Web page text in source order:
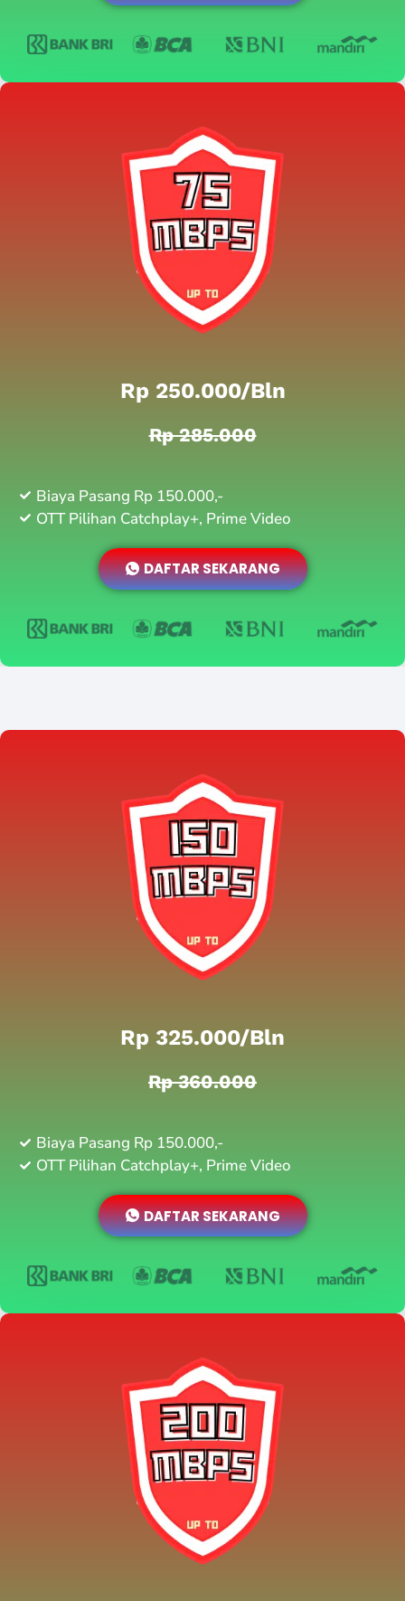
Rp 250.000/bln
Rp 285.000
Biaya Pasang Rp 150.000,-
OTT Pilihan Catchplay+, Prime Video
DAFTAR SEKARANG
Rp 325.000/bln
Rp 360.000
Biaya Pasang Rp 150.000,-
OTT Pilihan Catchplay+, Prime Video
DAFTAR SEKARANG